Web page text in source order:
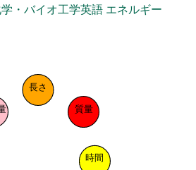
・バイオ工学英語 エネルギー
長さ
質量
時間